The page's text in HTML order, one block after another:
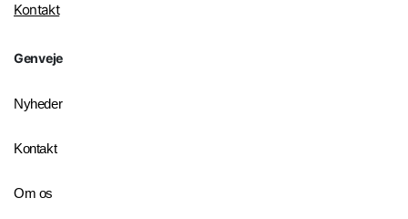
Kontakt
Genveje
Nyheder
Kontakt
Om os